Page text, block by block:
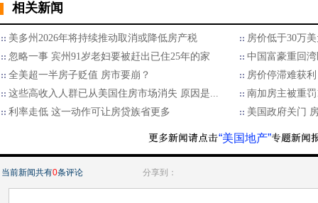
相关新闻
美多州2026年将持续推动取消或降低房产税
房价低于30万
忽略一事 宾州91岁老妇要被赶出已住25年的家
中国富豪重回
全美超一半房子贬值 房市要崩？
房价停滞难获
这些高收入人群已从美国住房市场消失 原因是...
南加房主被重
利率走低 这一动作可让房贷族省更多
美国政府关门
“美国地产”
当前新闻共有0条评论 分享到：